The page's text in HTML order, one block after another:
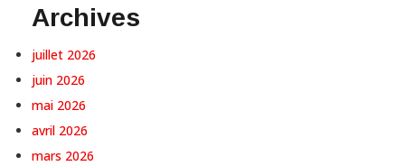
Archives
juillet 2026
juin 2026
mai 2026
avril 2026
mars 2026